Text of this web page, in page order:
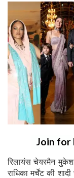
Join for
रिलायंस चेयरमैन
राधिका मर्चेंट की